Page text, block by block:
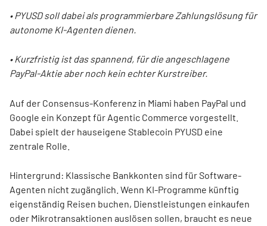
• PYUSD soll dabei als programmierbare Zahlungslösung für
autonome KI-Agenten dienen.
• Kurzfristig ist das spannend, für die angeschlagene
PayPal-Aktie aber noch kein echter Kurstreiber.
Auf der Consensus-Konferenz in Miami haben PayPal und
Google ein Konzept für Agentic Commerce vorgestellt.
Dabei spielt der hauseigene Stablecoin PYUSD eine
zentrale Rolle.
Hintergrund: Klassische Bankkonten sind für Software-
Agenten nicht zugänglich. Wenn KI-Programme künftig
eigenständig Reisen buchen, Dienstleistungen einkaufen
oder Mikrotransaktionen auslösen sollen, braucht es neue